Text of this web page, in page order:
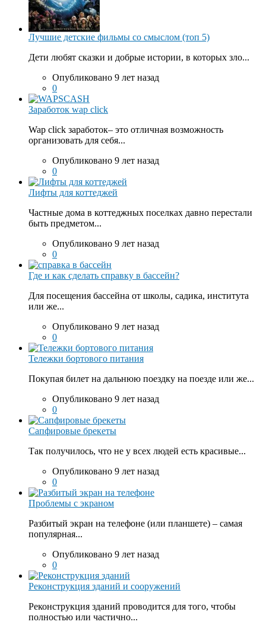
Лучшие детские фильмы со смыслом (топ 5)
Дети любят сказки и добрые истории, в которых зло...
Опубликовано 9 лет назад
0
Заработок wap click
Wap click заработок– это отличная возможность
организовать для себя...
Опубликовано 9 лет назад
0
Лифты для коттеджей
Частные дома в коттеджных поселках давно перестали
быть предметом...
Опубликовано 9 лет назад
0
Где и как сделать справку в бассейн?
Для посещения бассейна от школы, садика, института
или же...
Опубликовано 9 лет назад
0
Тележки бортового питания
Покупая билет на дальнюю поездку на поезде или же...
Опубликовано 9 лет назад
0
Сапфировые брекеты
Так получилось, что не у всех людей есть красивые...
Опубликовано 9 лет назад
0
Проблемы с экраном
Разбитый экран на телефоне (или планшете) – самая
популярная...
Опубликовано 9 лет назад
0
Реконструкция зданий и сооружений
Реконструкция зданий проводится для того, чтобы
полностью или частично...